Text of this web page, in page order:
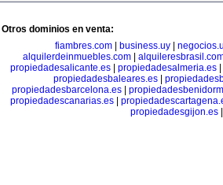
Otros dominios en venta:
fiambres.com
business.uy
alquilerdeinmuebles.com|
propiedadesalicante.es| propiedadesalmeria.es|
propiedadesbaleares.es
propiedadesbarcelona.es
propiedadescanarias.es|
propiedadesgijon.es